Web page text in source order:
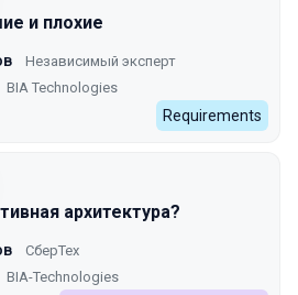
и плохие
Независимый эксперт
BIA Technologies
Requirements
архитектура?
СберТех
BIA-Technologies